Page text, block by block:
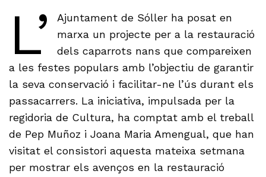
L’
Ajuntament de Sóller ha posat en
marxa un projecte per a la restauració
dels caparrots nans que compareixen
a les festes populars amb l’objectiu de garantir
la seva conservació i facilitar-ne l’ús durant els
passacarrers. La iniciativa, impulsada per la
regidoria de Cultura, ha comptat amb el treball
de Pep Muñoz i Joana Maria Amengual, que han
visitat el consistori aquesta mateixa setmana
per mostrar els avenços en la restauració